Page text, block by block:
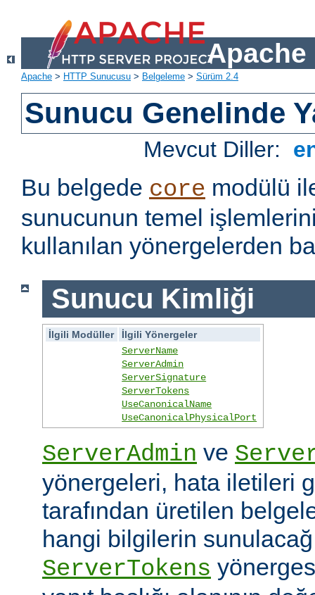
Apache
Apache > HTTP Sunucusu > Belgeleme > Sürüm 2.4
Sunucu Genelinde
Mevcut Diller:
Bu belgede core modülü
sunucunun temel
kullanılan yönergelerden
Sunucu Kimliği
İlgili Modüller
İlgili Yönergeler
ServerName
ServerAdmin
ServerSignature
ServerTokens
UseCanonicalName
UseCanonicalPhysicalPort
ServerAdmin ve
yönergeleri, hata iletileri
tarafından üretilen
hangi bilgilerin
ServerTokens